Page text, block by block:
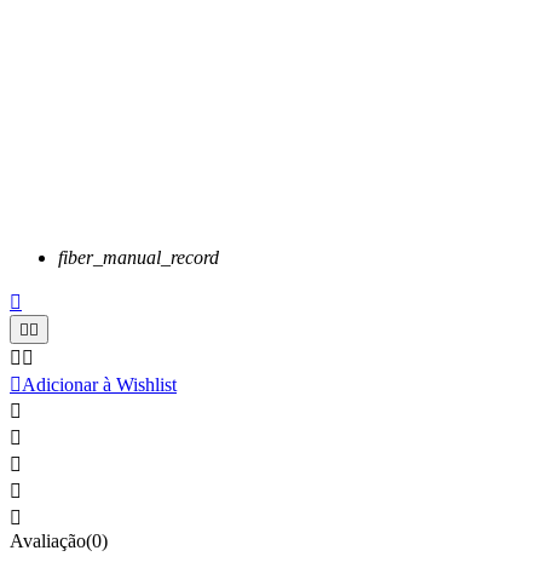
fiber_manual_record


 
Adicionar à Wishlist





Avaliação(0)